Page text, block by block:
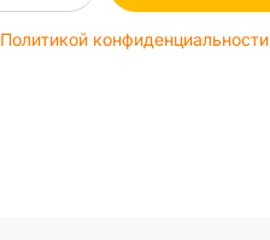
Политикой конфиденциальности